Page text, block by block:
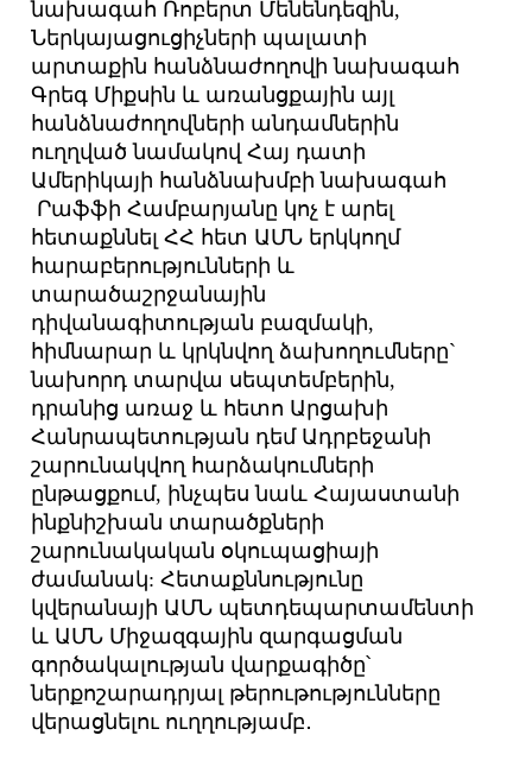
նախագահ Ռոբերտ Մենենդեզին,
Ներկայացուցիչների պալատի
արտաքին հանձնաժողովի նախագահ
Գրեգ Միքսին և առանցքային այլ
հանձնաժողովների անդամներին
ուղղված նամակով Հայ դատի
Ամերիկայի հանձնախմբի նախագահ
Րաֆֆի Համբարյանը կոչ է արել
հետաքննել ՀՀ հետ ԱՄՆ երկկողմ
հարաբերությունների և
տարածաշրջանային
դիվանագիտության բազմակի,
հիմնարար և կրկնվող ձախողումները`
նախորդ տարվա սեպտեմբերին,
դրանից առաջ և հետո Արցախի
Հանրապետության դեմ Ադրբեջանի
շարունակվող հարձակումների
ընթացքում, ինչպես նաև Հայաստանի
ինքնիշխան տարածքների
շարունակական օկուպացիայի
ժամանակ: Հետաքննությունը
կվերանայի ԱՄՆ պետդեպարտամենտի
և ԱՄՆ Միջազգային զարգացման
գործակալության վարքագիծը՝
ներքոշարադրյալ թերութությունները
վերացնելու ուղղությամբ․